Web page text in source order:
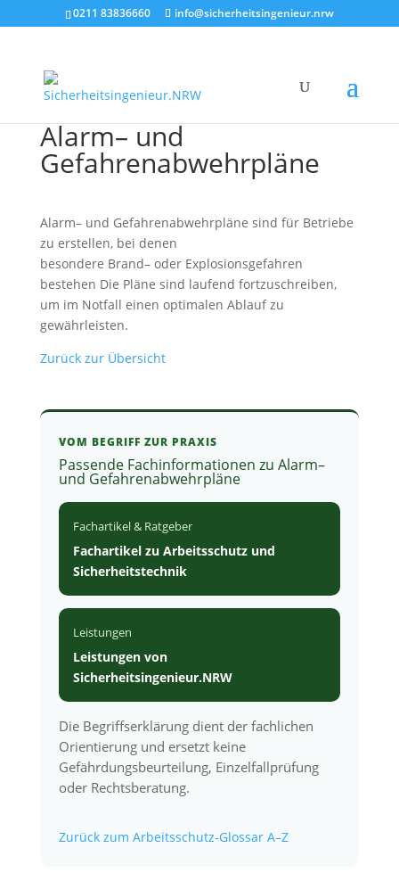
0211 83836660 info@sicherheitsingenieur.nrw
Alarm– und
Gefahrenabwehrpläne
Alarm– und Gefahrenabwehrpläne sind für Betriebe
zu erstellen, bei denen
besondere Brand– oder Explosionsgefahren
bestehen Die Pläne sind laufend fortzuschreiben,
um im Notfall einen optimalen Ablauf zu
gewährleisten.
Zurück zur Übersicht
VOM BEGRIFF ZUR PRAXIS
Passende Fachinformationen zu Alarm–
und Gefahrenabwehrpläne
Fachartikel & Ratgeber
Fachartikel zu Arbeitsschutz und
Sicherheitstechnik
Leistungen
Leistungen von
Sicherheitsingenieur.NRW
Die Begriffserklärung dient der fachlichen
Orientierung und ersetzt keine
Gefährdungsbeurteilung, Einzelfallprüfung
oder Rechtsberatung.
Zurück zum Arbeitsschutz-Glossar A–Z